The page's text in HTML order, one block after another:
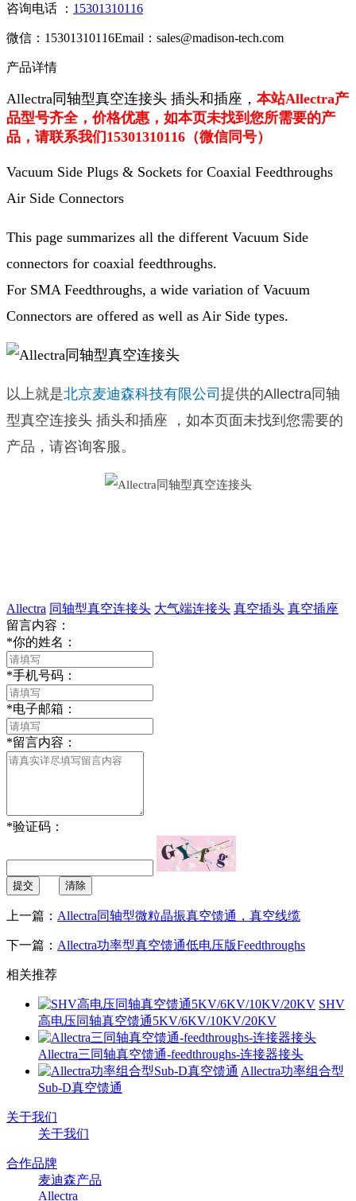
咨询电话 ： 15301310116
微信：15301310116Email：sales@madison-tech.com
产品详情
Allectra同轴型真空连接头 插头和插座 ， 本站Allectra产
品型号齐全，价格优惠，如本页未找到您所需要的产
品，请联系我们15301310116（微信同号）
Vacuum Side Plugs & Sockets for Coaxial Feedthroughs
Air Side Connectors
This page summarizes all the different Vacuum Side
connectors for coaxial feedthroughs.
For SMA Feedthroughs, a wide variation of Vacuum
Connectors are offered as well as Air Side types.
以上就是北京麦迪森科技有限公司 提供的Allectra同轴
型真空连接头 插头和插座 ，如本页面未找到您需要的
产品，请咨询客服。
Allectra 同轴型真空连接头 大气端连接头 真空插头 真空插座
留言内容：
*你的姓名：
*手机号码：
*电子邮箱：
*留言内容：
*验证码：
提交 清除
上一篇： Allectra同轴型微粒晶振真空馈通，真空线缆
下一篇： Allectra功率型真空馈通低电压版Feedthroughs
相关推荐
SHV
高电压同轴真空馈通5KV/6KV/10KV/20KV
Allectra三同轴真空馈通-feedthroughs-连接器接头
Allectra功率组合型
Sub-D真空馈通
关于我们
关于我们
合作品牌
麦迪森产品
Allectra